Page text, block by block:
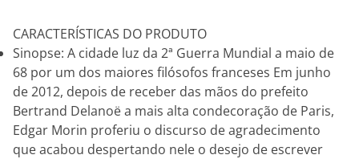
CARACTERÍSTICAS DO PRODUTO
Sinopse: A cidade luz da 2ª Guerra Mundial a maio de
68 por um dos maiores filósofos franceses Em junho
de 2012, depois de receber das mãos do prefeito
Bertrand Delanoë a mais alta condecoração de Paris,
Edgar Morin proferiu o discurso de agradecimento
que acabou despertando nele o desejo de escrever